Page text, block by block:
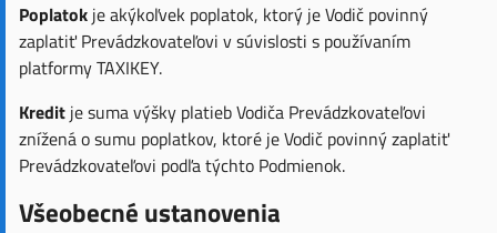
Poplatok je akýkoľvek poplatok, ktorý je Vodič povinný
zaplatiť Prevádzkovateľovi v súvislosti s používaním
platformy TAXIKEY.
Kredit je suma výšky platieb Vodiča Prevádzkovateľovi
znížená o sumu poplatkov, ktoré je Vodič povinný zaplatiť
Prevádzkovateľovi podľa týchto Podmienok.
Všeobecné ustanovenia